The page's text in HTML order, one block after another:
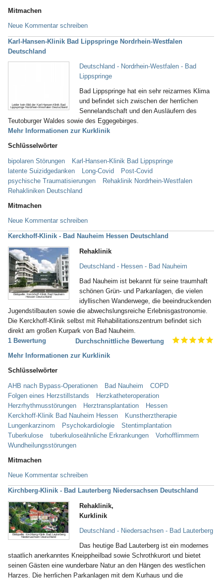
Mitmachen
Neue Kommentar schreiben
Karl-Hansen-Klinik Bad Lippspringe Nordrhein-Westfalen
Deutschland
Leider kein Bild der Karl-Hansen-Klinik Bad
Lippspringe Nordrhein-Westfalen Deutschland
Deutschland - Nordrhein-Westfalen - Bad
Lippspringe
Bad Lippspringe hat ein sehr reizarmes Klima
und befindet sich zwischen der herrlichen
Sennelandschaft und den Ausläufern des
Teutoburger Waldes sowie des Eggegebirges.
Mehr Informationen zur Kurklinik
Schlüsselwörter
bipolaren Störungen
Karl-Hansen-Klinik Bad Lippspringe
latente Suizidgedanken
Long-Covid
Post-Covid
psychische Traumatisierungen
Rehaklinik Nordrhein-Westfalen
Rehakliniken Deutschland
Mitmachen
Neue Kommentar schreiben
Kerckhoff-Klinik - Bad Nauheim Hessen Deutschland
Bildquelle: Kerckhoff-Klinik Bad Nauheim
Hessen Deutschland
Rehaklinik
Deutschland - Hessen - Bad Nauheim
Bad Nauheim ist bekannt für seine traumhaft
schönen Grün- und Parkanlagen, die vielen
idyllischen Wanderwege, die beeindruckenden
Jugendstilbauten sowie die abwechslungsreiche Erlebnisgastronomie.
Die Kerckhoff-Klinik selbst mit Rehabilitationszentrum befindet sich
direkt am großen Kurpark von Bad Nauheim.
1 Bewertung
Durchschnittliche Bewertung
Mehr Informationen zur Kurklinik
Schlüsselwörter
AHB nach Bypass-Operationen Bad Nauheim
COPD
Folgen eines Herzstillstands
Herzkatheteroperation
Herzrhythmusstörungen
Herztransplantation
Hessen
Kerckhoff-Klinik Bad Nauheim Hessen
Kunstherztherapie
Lungenkarzinom
Psychokardiologie
Stentimplantation
Tuberkulose
tuberkuloseähnliche Erkrankungen
Vorhofflimmern
Wundheilungsstörungen
Mitmachen
Neue Kommentar schreiben
Kirchberg-Klinik - Bad Lauterberg Niedersachsen Deutschland
Bildquelle: Kirchberg-Klinik Bad Lauterberg
Niedersachsen Deutschland
Rehaklinik,
Kurklinik
Deutschland - Niedersachsen - Bad Lauterberg
Das heutige Bad Lauterberg ist ein modernes
staatlich anerkanntes Kneippheilbad sowie Schrothkurort und bietet
seinen Gästen eine wunderbare Natur an den Hängen des westlichen
Harzes. Die herrlichen Parkanlagen mit dem Kurhaus und die